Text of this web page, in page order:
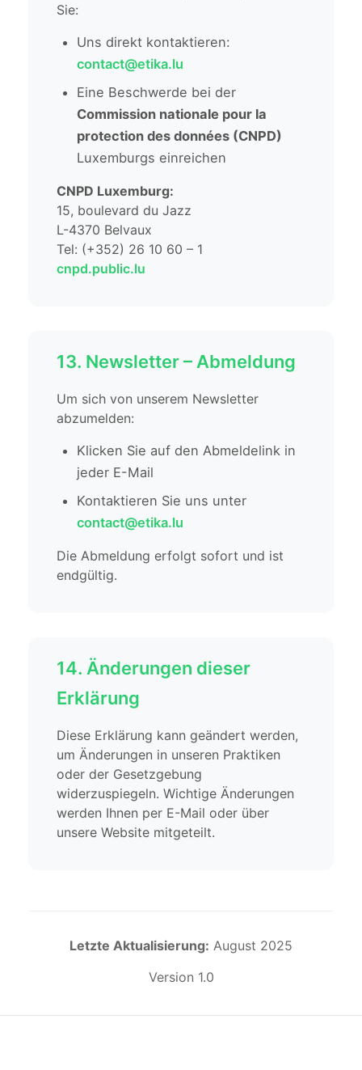
Sie:
Uns direkt kontaktieren:
contact@etika.lu
Eine Beschwerde bei der
Commission nationale pour la
protection des données (CNPD)
Luxemburgs einreichen
CNPD Luxemburg:
15, boulevard du Jazz
L-4370 Belvaux
Tel: (+352) 26 10 60 – 1
cnpd.public.lu
13. Newsletter – Abmeldung
Um sich von unserem Newsletter
abzumelden:
Klicken Sie auf den Abmeldelink in
jeder E-Mail
Kontaktieren Sie uns unter
contact@etika.lu
Die Abmeldung erfolgt sofort und ist
endgültig.
14. Änderungen dieser
Erklärung
Diese Erklärung kann geändert werden,
um Änderungen in unseren Praktiken
oder der Gesetzgebung
widerzuspiegeln. Wichtige Änderungen
werden Ihnen per E-Mail oder über
unsere Website mitgeteilt.
Letzte Aktualisierung: August 2025
Version 1.0